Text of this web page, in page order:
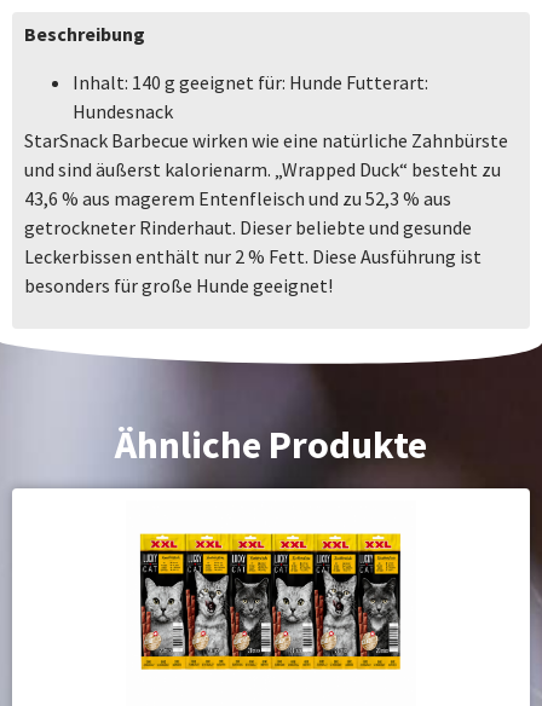
Beschreibung
Inhalt: 140 g geeignet für: Hunde Futterart:
Hundesnack
StarSnack Barbecue wirken wie eine natürliche Zahnbürste
und sind äußerst kalorienarm. „Wrapped Duck“ besteht zu
43,6 % aus magerem Entenfleisch und zu 52,3 % aus
getrockneter Rinderhaut. Dieser beliebte und gesunde
Leckerbissen enthält nur 2 % Fett. Diese Ausführung ist
besonders für große Hunde geeignet!
Ähnliche Produkte